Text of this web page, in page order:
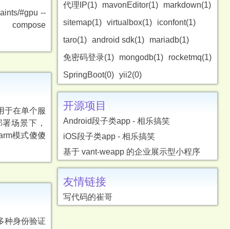
#gpu --
于在单个服
场景下，
模式傻傻
种身份验证
代理IP(1)
mavonEditor(1)
markdown(1)
sitemap(1) virtualbox(1)
iconfont(1)
taro(1) android sdk(1)
mariadb(1)
免密码登录(1)
mongodb(1)
rocketmq(1)
SpringBoot(0) yii2(0)
开源项目
Android段子类app - 相乐搞笑
iOS段子类app - 相乐搞笑
基于 vant-weapp 的企业展示型小程序
友情链接
写代码的崔哥